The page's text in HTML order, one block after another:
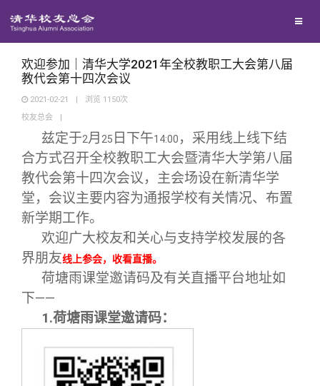
西南联大校友会
义工计划
新媒体平台
青春风采
校友文苑
校友视界
信息化服务
三创大赛
总会简介
会长致辞
理事会名单
制度法规
联系我们
关闭
欢迎参加｜清华大学2021年全校教职工大会第八届
教代会第十四次会议
2021-02-21 | 浏览 1150次
校友总会
|
兹定于2月 25 日下午14:00 ，采用线上线下结
合方式召开全校教职工大会暨清华大学第八届
教代会第十四次会议，主会场设在新清华学
堂，会议主要内容为通报学校有关情况、布置
新学期工作。
欢迎广大校友和关心与支持学校发展的各
界朋友线上参会，收看直播。
荷塘雨课堂邀请码及有关直播平台地址如
下——
1.荷塘雨课堂邀请码：